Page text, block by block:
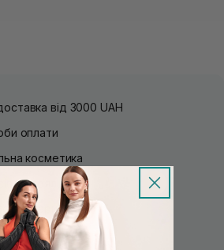
від 3000 UAH
оплати
косметика
та лояльності
товари
косметологів